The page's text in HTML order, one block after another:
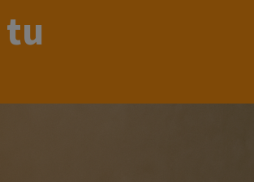
tu